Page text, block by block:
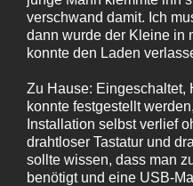
verschwand damit. Ich
dann wurde der Kleine in
konnte den Laden
Zu Hause: Eingeschaltet,
konnte festgestellt
Installation selbst verlief
drahtloser Tastatur und
sollte wissen, dass man
benötigt und eine USB-